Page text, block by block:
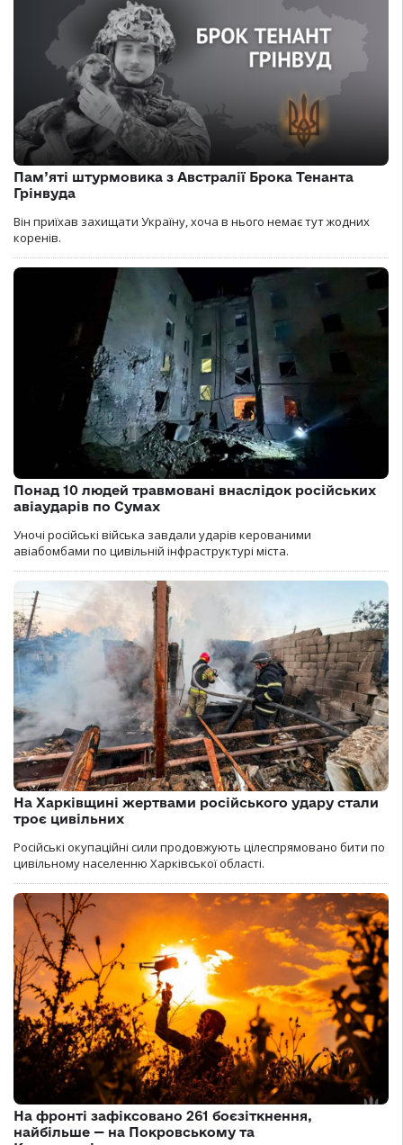
Пам’яті штурмовика з Австралії Брока Тенанта
Грінвуда
Він приїхав захищати Україну, хоча в нього немає тут жодних
коренів.
Понад 10 людей травмовані внаслідок російських
авіаударів по Сумах
Уночі російські війська завдали ударів керованими
авіабомбами по цивільній інфраструктурі міста.
На Харківщині жертвами російського удару стали
троє цивільних
Російські окупаційні сили продовжують цілеспрямовано бити по
цивільному населенню Харківської області.
На фронті зафіксовано 261 боєзіткнення,
найбільше — на Покровському та